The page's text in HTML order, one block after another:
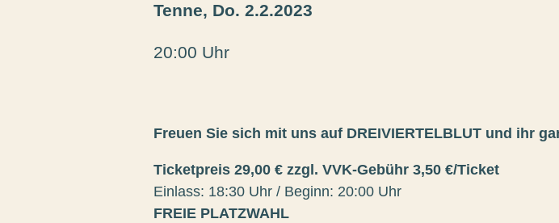
Tenne, Do. 2.2.2023
20:00 Uhr
Freuen Sie sich mit uns auf DREIVIERTELBLUT und ihr
Ticketpreis 29,00 € zzgl. VVK-Gebühr 3,50 €/Ticket
Einlass: 18:30 Uhr / Beginn: 20:00 Uhr
FREIE PLATZWAHL